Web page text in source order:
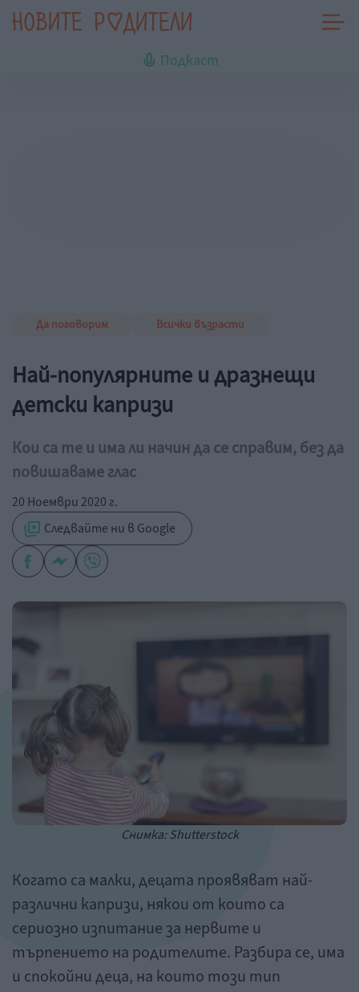
Подкаст
Да поговорим Всички възрасти
Най-популярните и дразнещи
детски капризи
Кои са те и има ли начин да се справим, без да
повишаваме глас
20 Ноември 2020 г.
Следвайте ни в Google
Снимка: Shutterstock
Когато са малки, децата проявяват най-
различни капризи, някои от които са
сериозно изпитание за нервите и
търпението на родителите. Разбира се, има
и спокойни деца, на които този тип